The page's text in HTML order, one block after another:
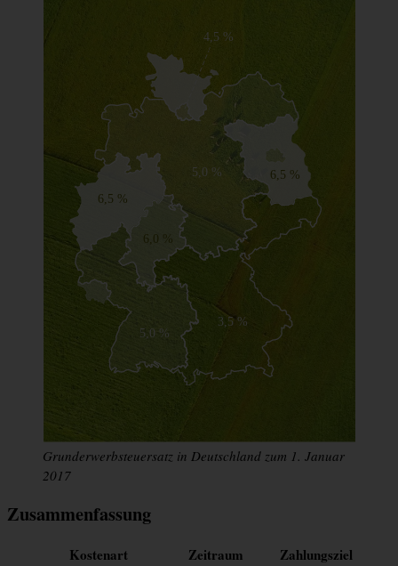
Grunderwerbsteuersatz in Deutschland zum 1. Januar
2017
Zusammenfassung
Kostenart Zeitraum Zahlungsziel